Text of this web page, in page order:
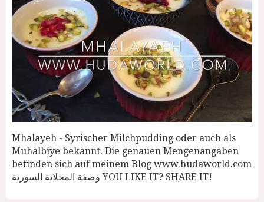
Mhalayeh - Syrischer Milchpudding oder auch als
Muhalbiye bekannt. Die genauen Mengenangaben
befinden sich auf meinem Blog www.hudaworld.com
وصفة المحلاية السورية YOU LIKE IT? SHARE IT!